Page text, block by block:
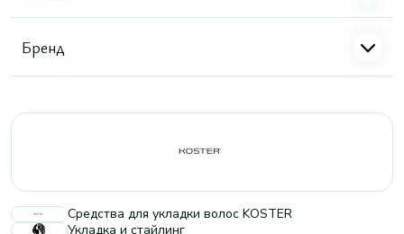
Бренд
Средства для укладки волос KOSTER
Укладка и стайлинг